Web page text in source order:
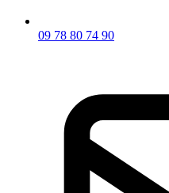
09 78 80 74 90